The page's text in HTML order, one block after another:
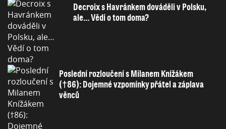
Decroix s Havránkem dováděli v Polsku,
ale… Vědí o tom doma?
Poslední rozloučení s Milanem Knížákem
(†86): Dojemné vzpomínky přátel a záplava
věnců